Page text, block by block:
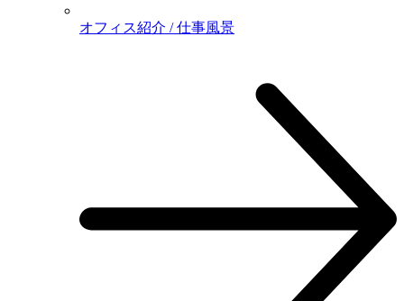
オフィス紹介 / 仕事風景